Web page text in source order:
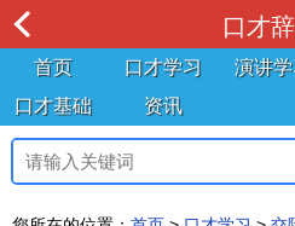
口才
首页 口才学习 演讲
口才基础
资讯